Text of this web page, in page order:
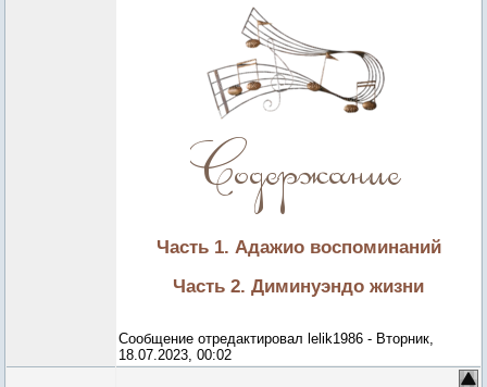
Часть 1. Адажио воспоминаний
Часть 2. Диминуэндо жизни
Сообщение отредактировал lelik1986 - Вторник,
18.07.2023, 00:02